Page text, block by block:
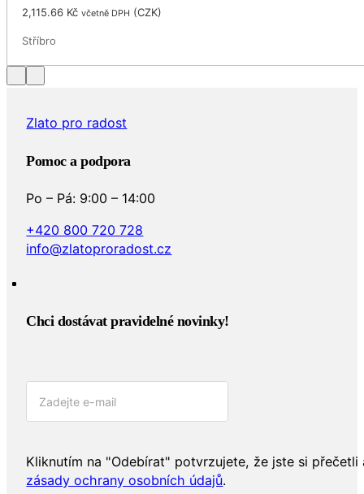
2,115.66 Kč včetně DPH (CZK)
Stříbro
Zlato pro radost
Pomoc a podpora
Po – Pá: 9:00 – 14:00
+420 800 720 728
info@zlatoproradost.cz
Chci dostávat pravidelné novinky!​
Kliknutím na "Odebírat" potvrzujete, že jste si přečetli
zásady ochrany osobních údajů.